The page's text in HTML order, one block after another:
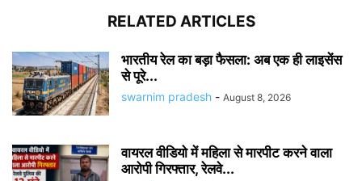
RELATED ARTICLES
भारतीय रेल का बड़ा फैसला: अब एक ही लाइसेंस
से पूरे...
swarnim pradesh - August 8, 2026
वायरल वीडियो में महिला से मारपीट करने वाला
आरोपी गिरफ्तार, रेलवे...